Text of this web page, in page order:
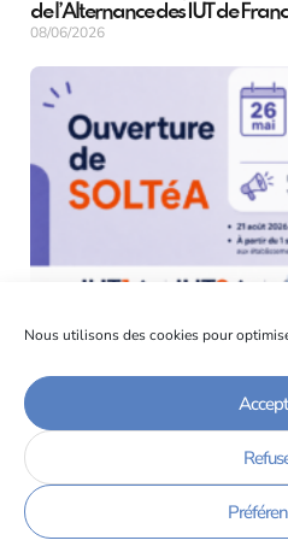
Nous utilisons des cookies pour
de l’Alternance des IUT de
08/06/2026
19/05/2026